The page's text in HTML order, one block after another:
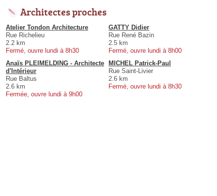
Architectes proches
Atelier Tondon Architecture
Rue Richelieu
2.2 km
Fermé, ouvre lundi à 8h30
GATTY Didier
Rue René Bazin
2.5 km
Fermé, ouvre lundi à 8h00
Anaïs PLEIMELDING - Architecte
d'Intérieur
Rue Baltus
2.6 km
Fermée, ouvre lundi à 9h00
MICHEL Patrick-Paul
Rue Saint-Livier
2.6 km
Fermé, ouvre lundi à 8h30